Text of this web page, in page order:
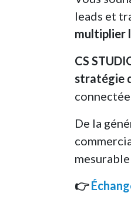
leads et
multiplier
CS
stratégie
De la
👉